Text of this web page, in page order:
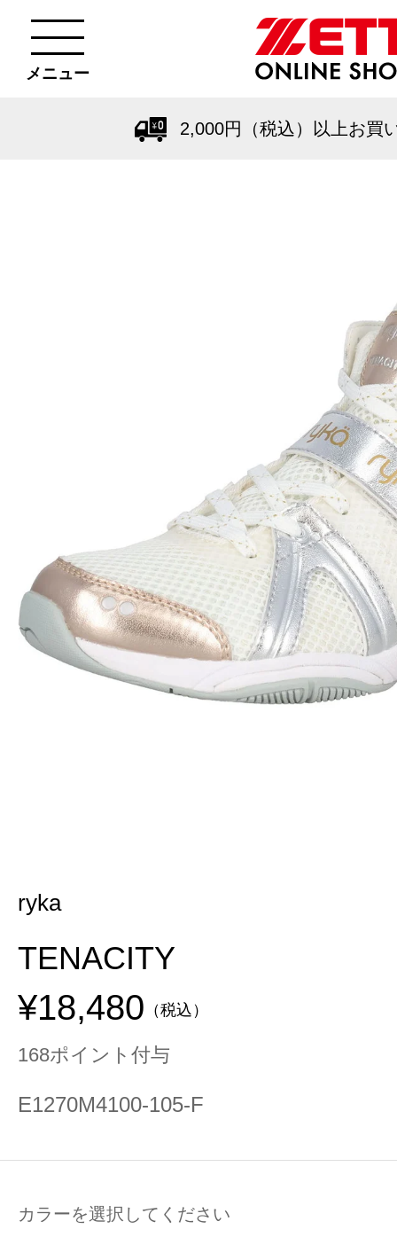
メニュー
2,000円（税込）以上お買
ryka
TENACITY
¥18,480 （税込）
168ポイント付与
E1270M4100-105-F
カラーを選択してください